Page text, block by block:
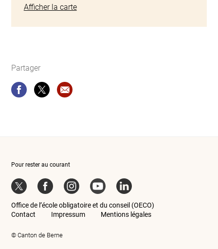
Afficher la carte
Partager
PartagerPartagerRecommandation site web: Bureau de
Pour rester au courant
Twitter FacebookInstagramYouTubeLinkedIn
Office de l’école obligatoire et du conseil (OECO)
Contact
Impressum Mentions légales
© Canton de Berne